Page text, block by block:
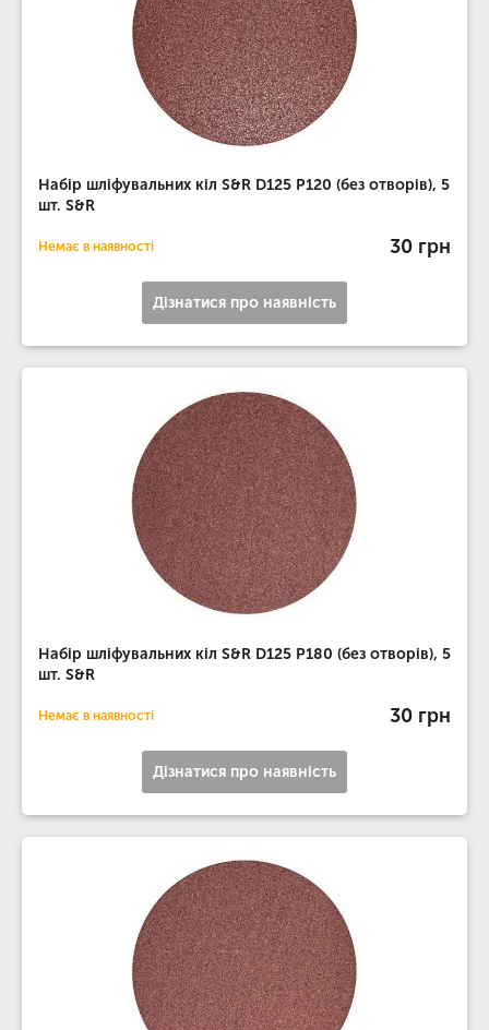
Набір шліфувальних кіл S&R D125 P120 (без отворів), 5
шт. S&R
Немає в наявності 30 грн
Дізнатися про наявність
Набір шліфувальних кіл S&R D125 P180 (без отворів), 5
шт. S&R
Немає в наявності 30 грн
Дізнатися про наявність